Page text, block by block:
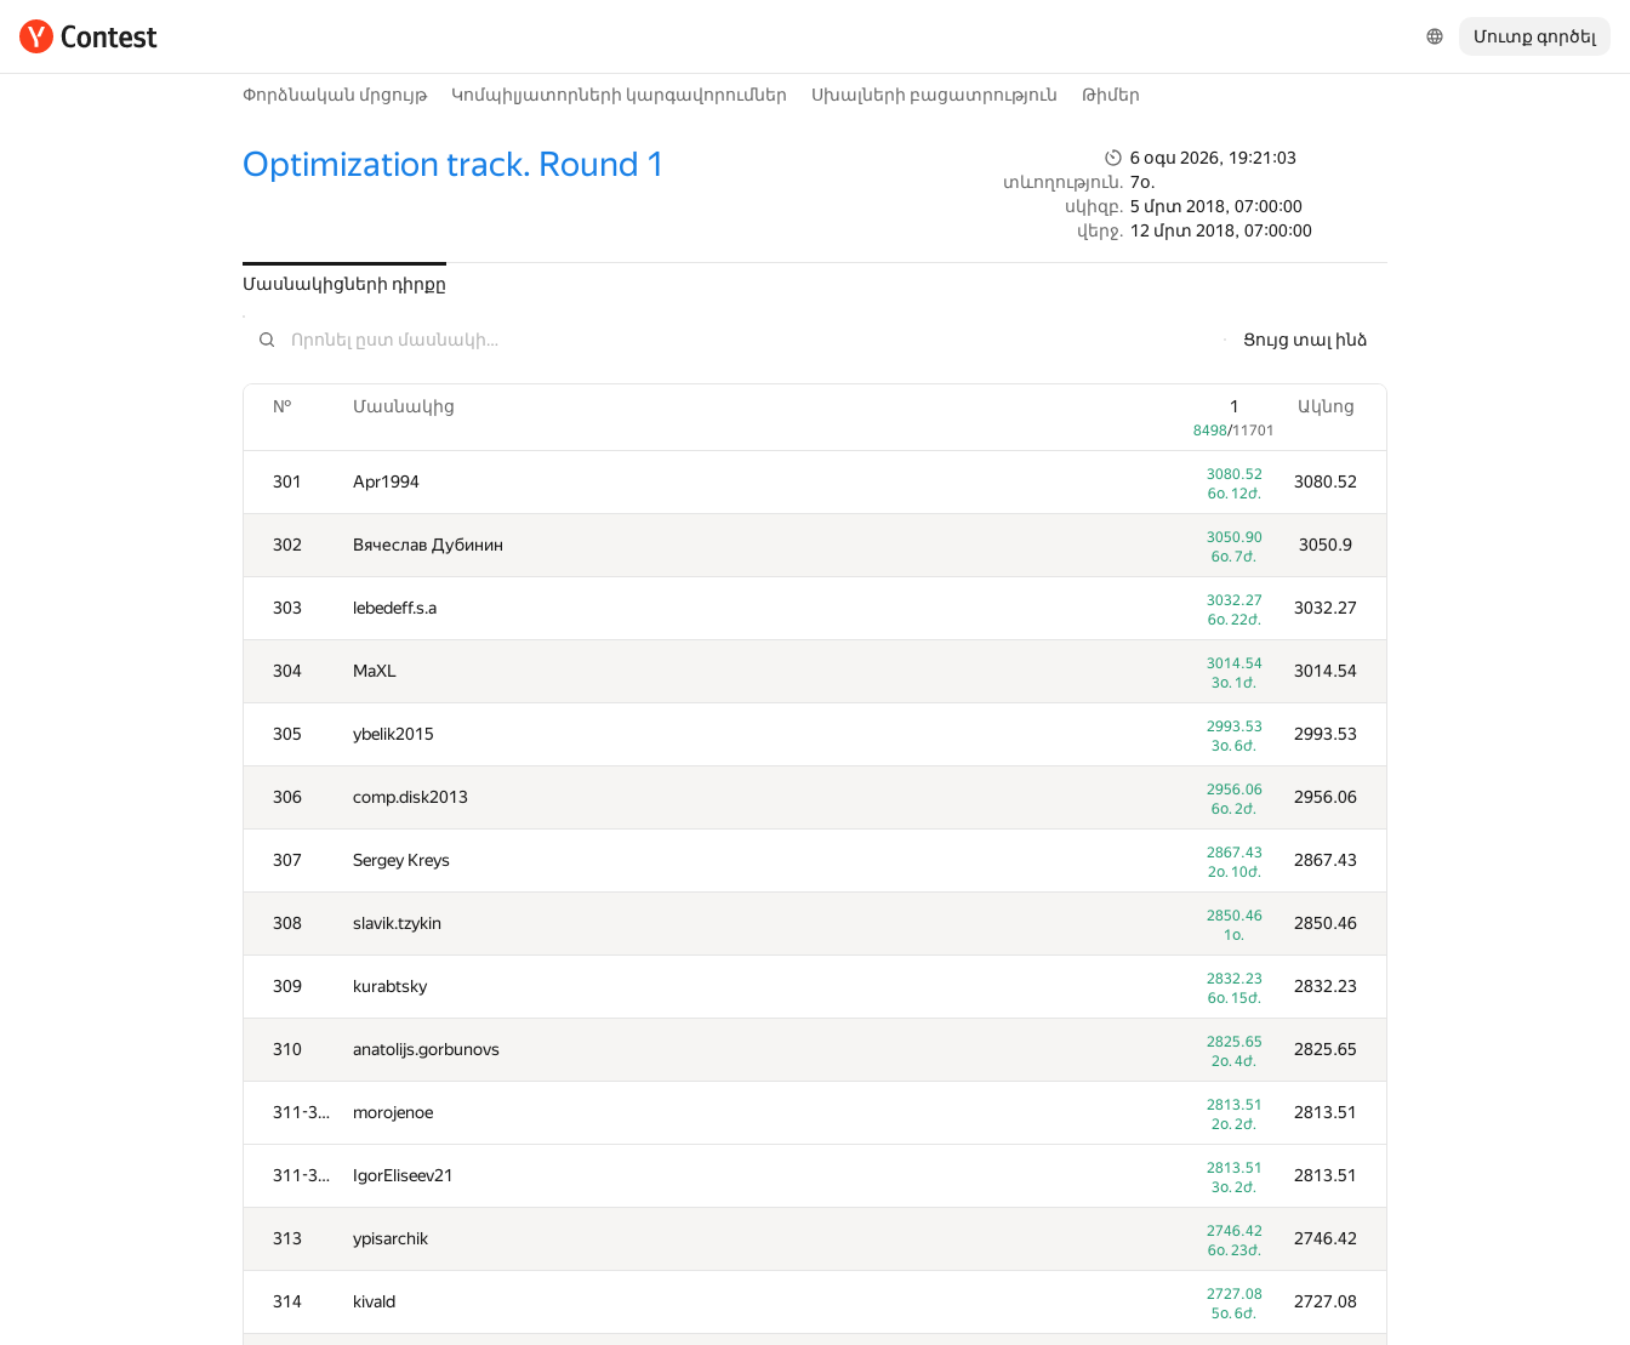
Մուտք գործել
Փորձնական մրցույթ Կոմպիլյատորների կարգավորումներ Սխալների բացատրություն Թիմեր
Optimization track. Round 1
6 օգս 2026, 19:21:03
տևողություն. 7օ.
սկիզբ. 5 մրտ 2018, 07:00:00
վերջ. 12 մրտ 2018, 07:00:00
Մասնակիցների դիրքը
Ցույց տալ ինձ
№ Մասնակից 1
8498/11701
Ակնոց
301 Apr1994
3080.52
6օ. 12ժ.
3080.52
302 Вячеслав Дубинин
3050.90
6օ. 7ժ.
3050.9
303 lebedeff.s.a
3032.27
6օ. 22ժ.
3032.27
304 MaXL
3014.54
3օ. 1ժ.
3014.54
305 ybelik2015
2993.53
3օ. 6ժ.
2993.53
306 comp.disk2013
2956.06
6օ. 2ժ.
2956.06
307 Sergey Kreys
2867.43
2օ. 10ժ.
2867.43
308 slavik.tzykin
2850.46
1օ.
2850.46
309 kurabtsky
2832.23
6օ. 15ժ.
2832.23
310 anatolijs.gorbunovs
2825.65
2օ. 4ժ.
2825.65
311-312 morojenoe
2813.51
2օ. 2ժ.
2813.51
311-312 IgorEliseev21
2813.51
3օ. 2ժ.
2813.51
313 ypisarchik
2746.42
6օ. 23ժ.
2746.42
314 kivald
2727.08
5օ. 6ժ.
2727.08